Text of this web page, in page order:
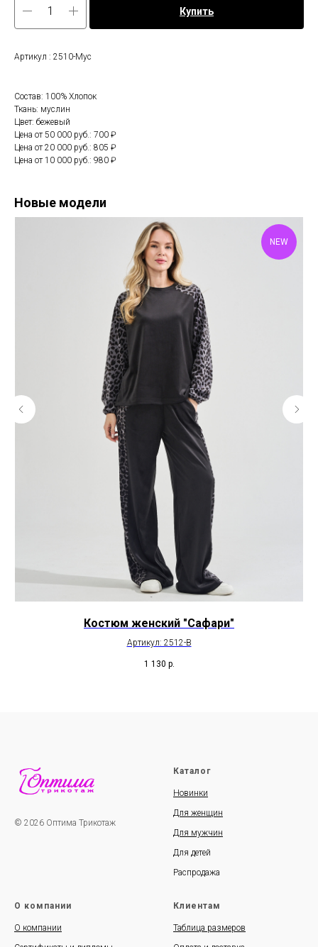
Купить
Артикул : 2510-Мус
Состав: 100% Хлопок
Ткань: муслин
Цвет: бежевый
Цена от 50 000 руб.: 700 ₽
Цена от 20 000 руб.: 805 ₽
Цена от 10 000 руб.: 980 ₽
Новые модели
NEW
Костюм женский "Сафари"
Артикул: 2512-В
1 130 р.
© 2026 Оптима Трикотаж
Каталог
Новинки
Для женщин
Для мужчин
Для детей
Распродажа
О компании
О компании
Клиентам
Таблица размеров